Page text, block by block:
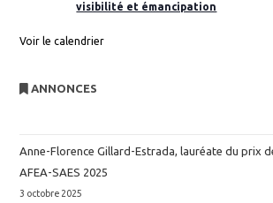
visibilité et émancipation
Voir le calendrier
ANNONCES
Anne-Florence Gillard-Estrada, lauréate du prix
AFEA-SAES 2025
3 octobre 2025